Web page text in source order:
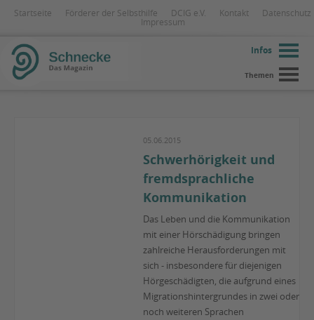
Startseite Förderer der Selbsthilfe DCIG e.V. Kontakt
Datenschutz
Impressum
Infos
Themen
05.06.2015
Schwerhörigkeit und
fremdsprachliche
Kommunikation
Das Leben und die Kommunikation
mit einer Hörschädigung bringen
zahlreiche Herausforderungen mit
sich - insbesondere für diejenigen
Hörgeschädigten, die aufgrund eines
Migrationshintergrundes in zwei oder
noch weiteren Sprachen